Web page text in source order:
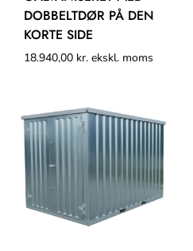
DOBBELTDØR PÅ DEN
KORTE SIDE
18.940,00 kr. ekskl. moms